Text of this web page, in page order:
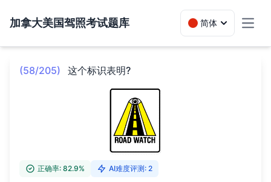
加拿大美国驾照考试题库 简体
(58/205) 这个标识表明?
正确率: 82.9% AI难度评测: 2